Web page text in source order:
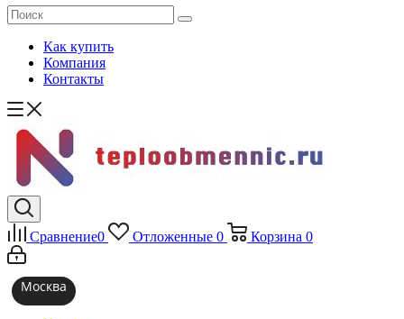
Как купить
Компания
Контакты
Сравнение0 Отложенные 0 Корзина 0
Москва